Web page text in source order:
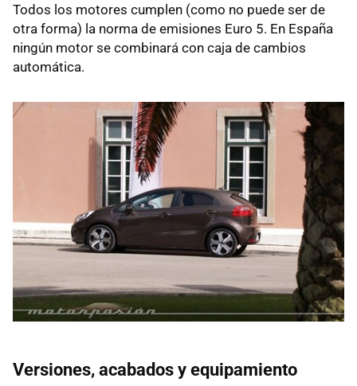
Todos los motores cumplen (como no puede ser de
otra forma) la norma de emisiones Euro 5. En España
ningún motor se combinará con caja de cambios
automática.
Versiones, acabados y equipamiento